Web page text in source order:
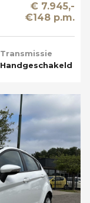
€ 7.945,-
€148 p.m.
Transmissie
Handgeschakeld